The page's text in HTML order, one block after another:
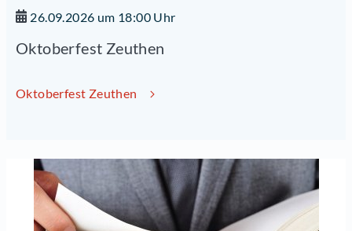
26.09.2026 um 18:00 Uhr
Oktoberfest Zeuthen
Oktoberfest Zeuthen